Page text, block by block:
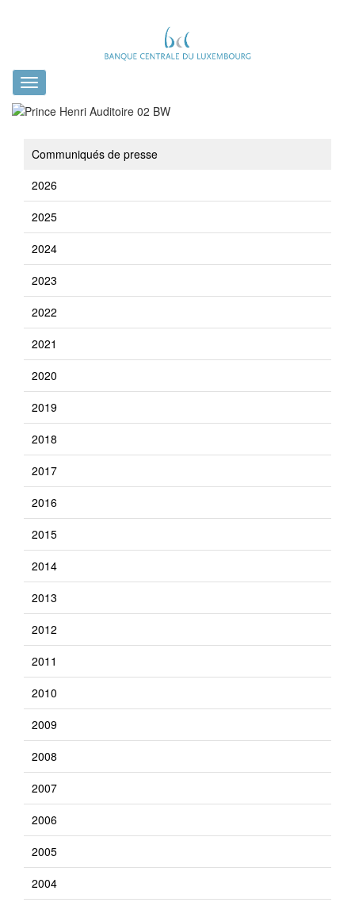
Toggle
navigation
Communiqués de presse
2026
2025
2024
2023
2022
2021
2020
2019
2018
2017
2016
2015
2014
2013
2012
2011
2010
2009
2008
2007
2006
2005
2004